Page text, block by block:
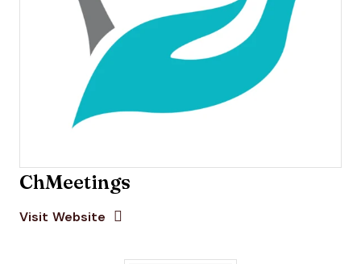
ChMeetings
Visit Website Opens New Window